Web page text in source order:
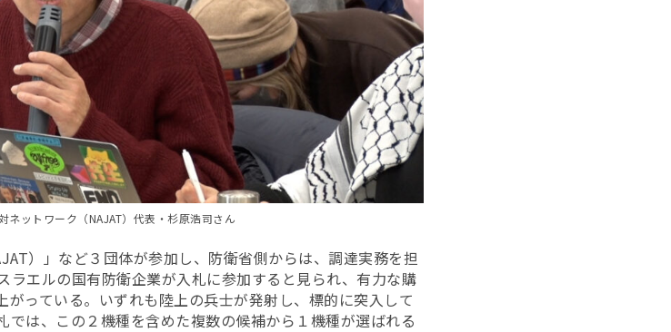
ネットワーク（NAJAT）代表・杉原浩司さん
）」など３団体が参加し、防衛省側からは、調達実務を担
ラエルの国有防衛企業が入札に参加すると見られ、有力な購
がっている。いずれも陸上の兵士が発射し、標的に突入して
は、この２機種を含めた複数の候補から１機種が選ばれる